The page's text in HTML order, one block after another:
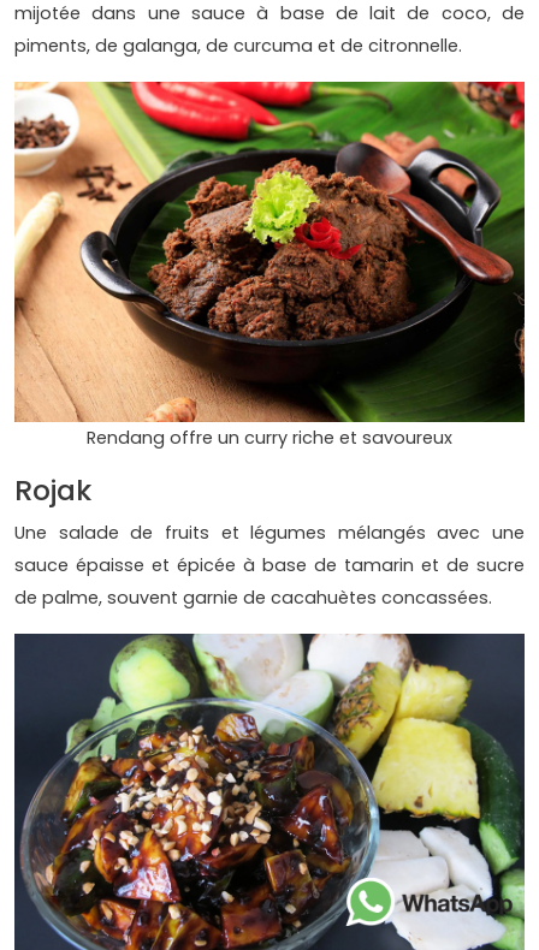
mijotée dans une sauce à base de lait de coco, de
piments, de galanga, de curcuma et de citronnelle.
Rendang offre un curry riche et savoureux
Rojak
Une salade de fruits et légumes mélangés avec une
sauce épaisse et épicée à base de tamarin et de sucre
de palme, souvent garnie de cacahuètes concassées.